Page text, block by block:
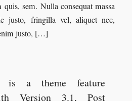
quis, sem. Nulla consequat massa
justo, fringilla vel, aliquet nec,
justo, […]
is a theme feature
Version 3.1. Post